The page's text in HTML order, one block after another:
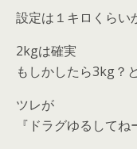
設定は１キロくらい
2kgは確実
もしかしたら3kg？
ツレが
『ドラグゆるして